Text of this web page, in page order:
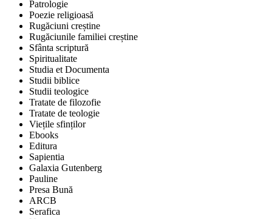
Patrologie
Poezie religioasă
Rugăciuni creștine
Rugăciunile familiei creștine
Sfânta scriptură
Spiritualitate
Studia et Documenta
Studii biblice
Studii teologice
Tratate de filozofie
Tratate de teologie
Viețile sfinților
Ebooks
Editura
Sapientia
Galaxia Gutenberg
Pauline
Presa Bună
ARCB
Serafica